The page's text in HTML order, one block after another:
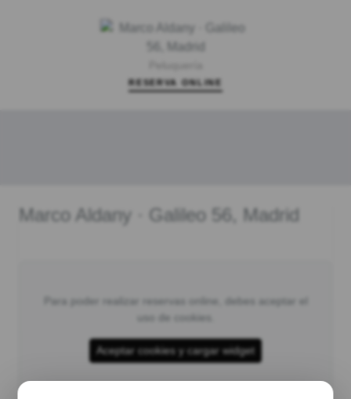
RESERVA ONLINE
Marco Aldany · Galileo 56, Madrid
Para poder realizar reservas online, debes aceptar el
uso de cookies.
Aceptar cookies y cargar widget